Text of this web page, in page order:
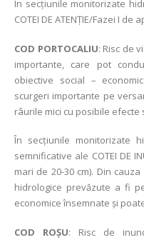
În secțiunile monitorizate
COTEI DE ATENȚIE/Fazei I de
COD PORTOCALIU: Risc de
importante, care pot
obiective social –
scurgeri importante pe
râurile mici cu posibile
În secțiunile monitorizate
semnificative ale COTEI DE
mari de 20-30 cm). Din
hidrologice prevăzute a fi
economice însemnate și
COD ROȘU: Risc de